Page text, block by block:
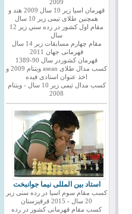
2009
قهرمان اسيا زیر 10 سال 2009 هند و
همچنین طلای تیمی زیر 10 سال
مقام اول كشور در رده سني زير 12
سال
مقام چهارم مسابقات زیر 14 سال
قهرمانی جهان 2011
قهرمان کشوردر سال 90-1389
کسب مدال طلای asean ویتنام 2009 و
اخذ عنوان استادی فیده
کسب مدال تیمی زیر 10 سال - ویتنام
2008
استاد بین المللی نیما جوانبخت
کسب مقام سوم اسیا در رده سنی زیر
20 سال - 2015 قرقیزستان
کسب مقام قهرمانی کشور در رده